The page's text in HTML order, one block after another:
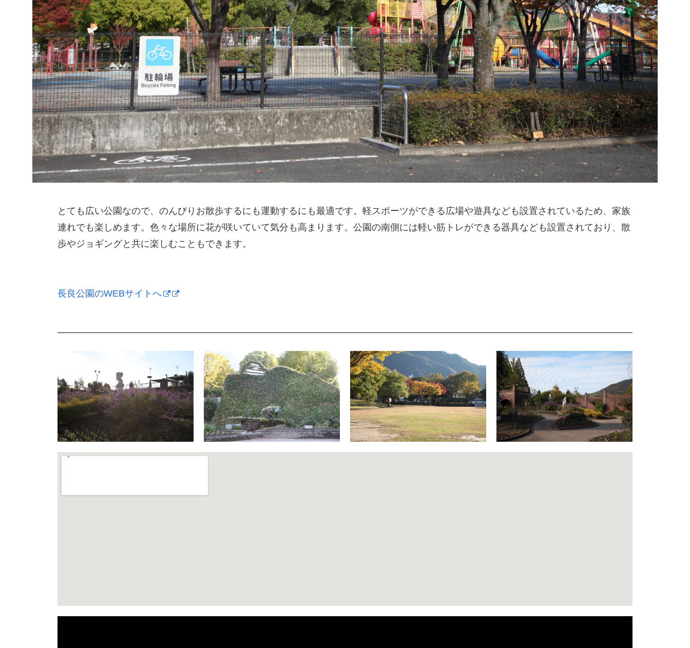
とても広い公園なので、のんびりお散歩するにも運動するにも最適です。軽スポーツができる広場や遊具なども設置されているため、家族
連れでも楽しめます。色々な場所に花が咲いていて気分も高まります。公園の南側には軽い筋トレができる器具なども設置されており、散
歩やジョギングと共に楽しむこともできます。
長良公園のWEBサイトへ